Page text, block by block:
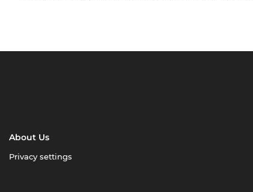
About Us
Privacy settings